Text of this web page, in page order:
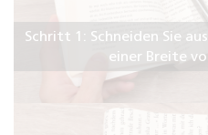
Schritt 1: Schneiden Sie
einer Breite